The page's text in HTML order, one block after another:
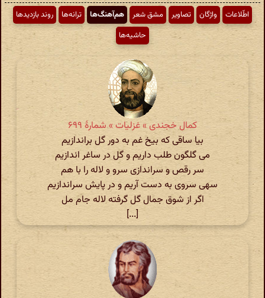
اطّلاعات واژگان تصاویر مشق شعر هم‌آهنگ‌ها ترانه‌ها
روند بازدیدها
حاشیه‌ها
کمال خجندی » غزلیات » شمارهٔ ۶۹۹
بیا ساقی که بیخ غم به دور گل براندازیم
می گلگون طلب داریم و گل در ساغر اندازیم
سر رقص و سراندازی سرو و لاله را با هم
سهی سروی به دست آریم و در پایش سراندازیم
اگر از شوق جمال گل گرفته لاله جام مل
[...]